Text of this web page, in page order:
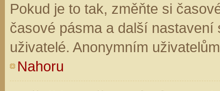
Pokud je to tak, změňte si
časové pásma a další
uživatelé. Anonymním
Nahoru